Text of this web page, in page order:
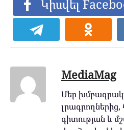
Կիսվել
MediaMag
Մեր
լրագրողներից,
գիտության և